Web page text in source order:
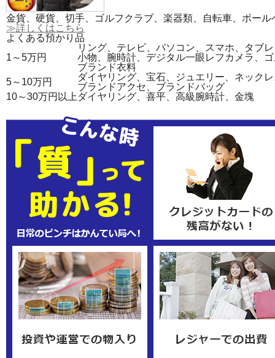
金貨、硬貨、切手、ゴルフクラブ、楽器類、自転車、ボー
≫詳しくはこちら
よくある預かり品
1～5万円
リング、テレビ、パソコン、スマホ、タブ
小物、腕時計、デジタル一眼レフカメラ、
ブランド衣料
5～10万円
ダイヤリング、宝石、ジュエリー、ネック
ブランドアクセ、ブランドバッグ
10～30万円以上 ダイヤリング、喜平、高級腕時計、金塊